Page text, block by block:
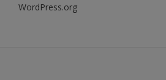
WordPress.org